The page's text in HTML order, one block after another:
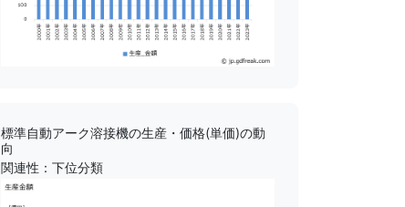
標準自動アーク溶接機の生産・価格(単価)の動
向
関連性：下位分類